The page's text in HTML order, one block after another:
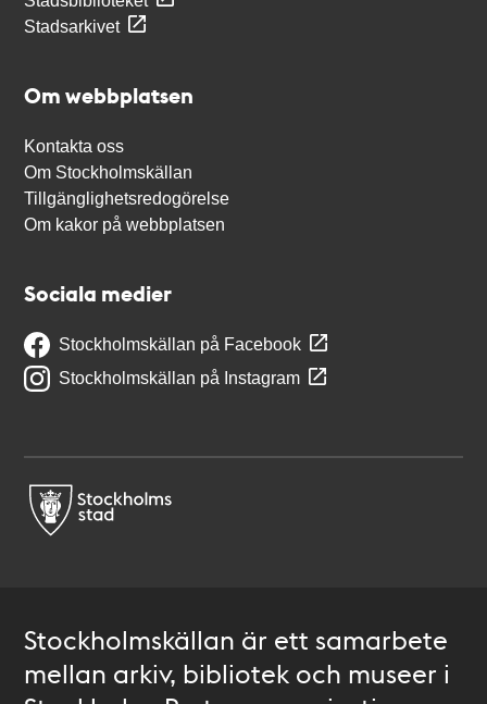
Stadsarkivet
Om webbplatsen
Kontakta oss
Om Stockholmskällan
Tillgänglighetsredogörelse
Om kakor på webbplatsen
Sociala medier
Stockholmskällan på Facebook
Stockholmskällan på Instagram
Stockholmskällan är ett samarbete
mellan arkiv, bibliotek och museer i